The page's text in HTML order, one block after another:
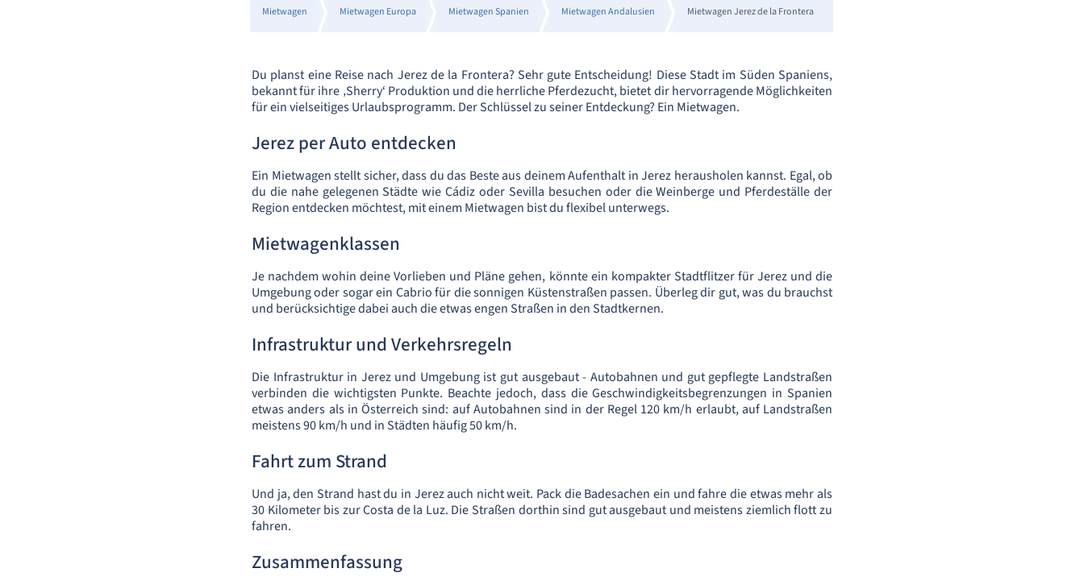
Mietwagen Mietwagen Europa Mietwagen Spanien Mietwagen Andalusien Mietwagen Jerez de la Frontera
Du planst eine Reise nach Jerez de la Frontera? Sehr gute Entscheidung! Diese Stadt im Süden Spaniens,
bekannt für ihre ‚Sherry‘ Produktion und die herrliche Pferdezucht, bietet dir hervorragende Möglichkeiten
für ein vielseitiges Urlaubsprogramm. Der Schlüssel zu seiner Entdeckung? Ein Mietwagen.
Jerez per Auto entdecken
Ein Mietwagen stellt sicher, dass du das Beste aus deinem Aufenthalt in Jerez herausholen kannst. Egal, ob
du die nahe gelegenen Städte wie Cádiz oder Sevilla besuchen oder die Weinberge und Pferdeställe der
Region entdecken möchtest, mit einem Mietwagen bist du flexibel unterwegs.
Mietwagenklassen
Je nachdem wohin deine Vorlieben und Pläne gehen, könnte ein kompakter Stadtflitzer für Jerez und die
Umgebung oder sogar ein Cabrio für die sonnigen Küstenstraßen passen. Überleg dir gut, was du brauchst
und berücksichtige dabei auch die etwas engen Straßen in den Stadtkernen.
Infrastruktur und Verkehrsregeln
Die Infrastruktur in Jerez und Umgebung ist gut ausgebaut - Autobahnen und gut gepflegte Landstraßen
verbinden die wichtigsten Punkte. Beachte jedoch, dass die Geschwindigkeitsbegrenzungen in Spanien
etwas anders als in Österreich sind: auf Autobahnen sind in der Regel 120 km/h erlaubt, auf Landstraßen
meistens 90 km/h und in Städten häufig 50 km/h.
Fahrt zum Strand
Und ja, den Strand hast du in Jerez auch nicht weit. Pack die Badesachen ein und fahre die etwas mehr als
30 Kilometer bis zur Costa de la Luz. Die Straßen dorthin sind gut ausgebaut und meistens ziemlich flott zu
fahren.
Zusammenfassung